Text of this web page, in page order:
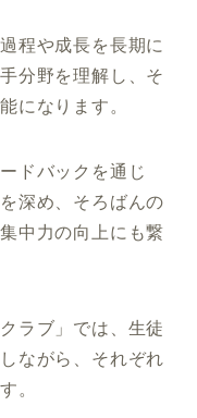
程や成長を長期に
分野を理解し、そ
になります。
ドバックを通じ
深め、そろばんの
中力の向上にも繋
ラブ」では、生徒
ながら、それぞれ
。